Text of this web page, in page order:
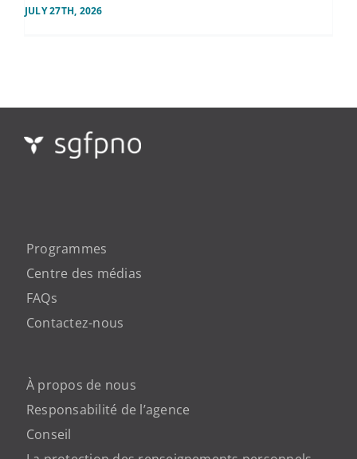
JULY 27TH, 2026
Programmes
Centre des médias
FAQs
Contactez-nous
À propos de nous
Responsabilité de l’agence
Conseil